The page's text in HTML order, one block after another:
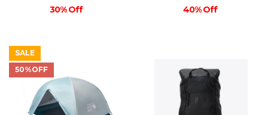
30% Off 40% Off
SALE
50%OFF